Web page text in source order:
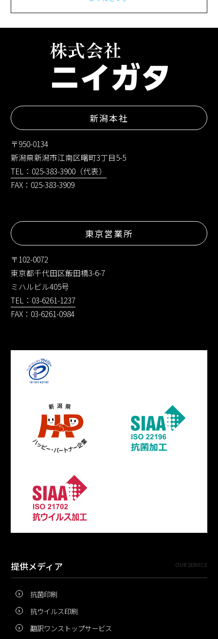
新潟本社
〒950-0134
新潟県新潟市江南区曙町3丁目5-5
TEL：025-383-3900（代表）
FAX：025-383-3909
東京営業所
〒102-0072
東京都千代田区飯田橋3-6-7
ミハルビル405号
TEL：03-6261-1237
FAX：03-6261-0984
提供メディア OUR SERVICE
抗菌印刷
抗ウイルス印刷
翻訳ワンストップサービス